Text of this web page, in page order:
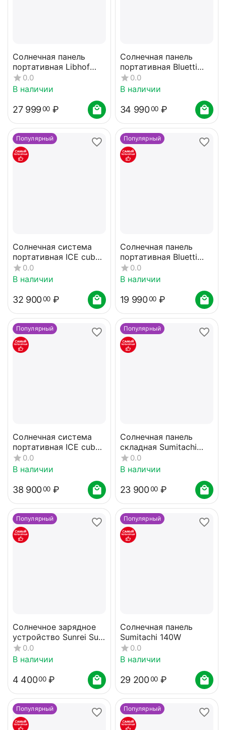
Солнечная панель
портативная Libhof
SPF-4200
0.0
В наличии
27 99900 ₽
Солнечная панель
портативная Bluetti
PV200
0.0
В наличии
34 99000 ₽
Популярный
Солнечная система
портативная ICE cube
SS-200
0.0
В наличии
32 90000 ₽
Популярный
Солнечная панель
портативная Bluetti
PV120
0.0
В наличии
19 99000 ₽
Популярный
Солнечная система
портативная ICE cube
SS-300
0.0
В наличии
38 90000 ₽
Популярный
Солнечная панель
складная Sumitachi
96W
0.0
В наличии
23 90000 ₽
Популярный
Солнечное зарядное
устройство Sunrei Sun
Power 10
0.0
В наличии
4 40000 ₽
Популярный
Солнечная панель
Sumitachi 140W
0.0
В наличии
29 20000 ₽
Популярный Популярный